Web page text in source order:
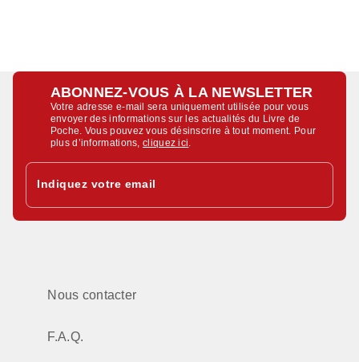
ABONNEZ-VOUS À LA NEWSLETTER
Votre adresse e-mail sera uniquement utilisée pour vous
envoyer des informations sur les actualités du Livre de
Poche. Vous pouvez vous désinscrire à tout moment. Pour
plus d’informations,cliquez ici
Indiquez votre email
Nous contacter
F.A.Q.